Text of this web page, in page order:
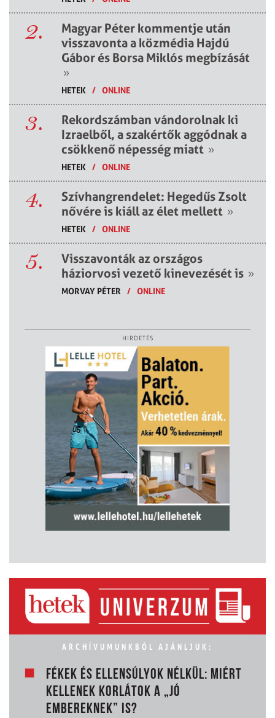
2.
Magyar Péter kommentje után
visszavonta a közmédia Hajdú
Gábor és Borsa Miklós megbízását
»
HETEK / ONLINE
3.
Rekordszámban vándorolnak ki
Izraelből, a szakértők aggódnak a
csökkenő népesség miatt »
HETEK / ONLINE
4.
Szívhangrendelet: Hegedűs Zsolt
nővére is kiáll az élet mellett »
HETEK / ONLINE
5.
Visszavonták az országos
háziorvosi vezető kinevezését is »
MORVAY PÉTER / ONLINE
HIRDETÉS
ARCHÍVUMUNKBÓL AJÁNLJUK:
FÉKEK ÉS ELLENSÚLYOK NÉLKÜL: MIÉRT
KELLENEK KORLÁTOK A „JÓ
EMBEREKNEK” IS?